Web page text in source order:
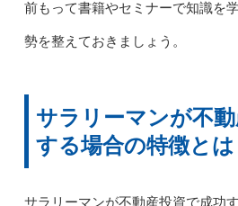
前もって書籍やセミナーで知識を
勢を整えておきましょう。
サラリーマンが不
する場合の特徴とは
サラリーマンが不動産投資で成功